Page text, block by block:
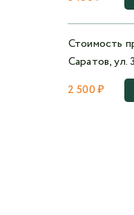
Стоимость
Саратов, ул.
2 500 ₽